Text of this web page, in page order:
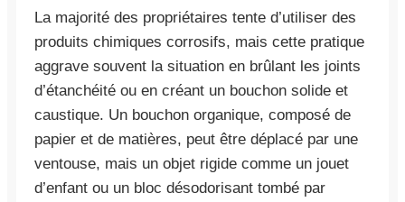
La majorité des propriétaires tente d’utiliser des
produits chimiques corrosifs, mais cette pratique
aggrave souvent la situation en brûlant les joints
d’étanchéité ou en créant un bouchon solide et
caustique. Un bouchon organique, composé de
papier et de matières, peut être déplacé par une
ventouse, mais un objet rigide comme un jouet
d’enfant ou un bloc désodorisant tombé par